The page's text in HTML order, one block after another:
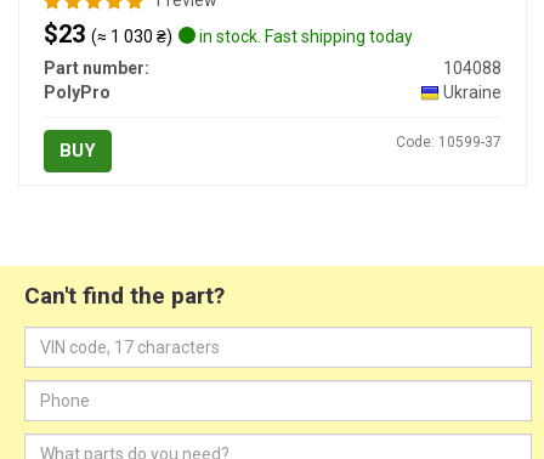
$23 (≈ 1 030 ₴)
in stock. Fast shipping today
Part number:
104088
PolyPro
Ukraine
BUY Code: 10599-37
Can't find the part?